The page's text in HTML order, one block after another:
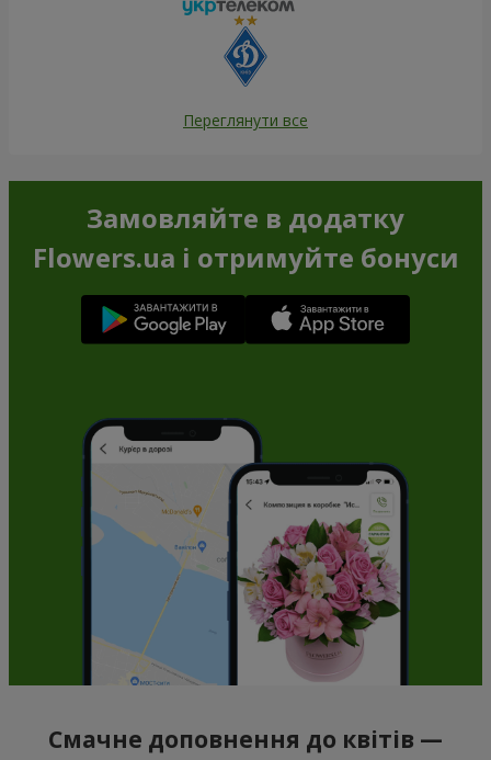
Переглянути все
Замовляйте в додатку
Flowers.ua і отримуйте бонуси
Смачне доповнення до квітів —